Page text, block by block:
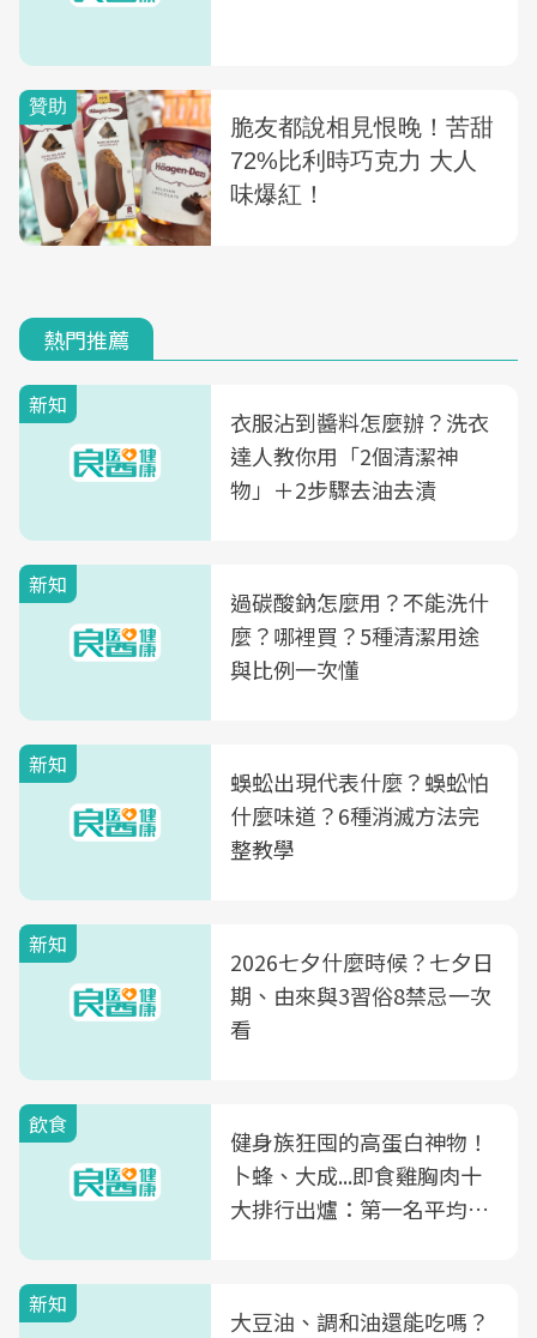
熱門推薦
新知
衣服沾到醬料怎麼辦？洗衣
達人教你用「2個清潔神
物」＋2步驟去油去漬
新知
過碳酸鈉怎麼用？不能洗什
麼？哪裡買？5種清潔用途
與比例一次懂
新知
蜈蚣出現代表什麼？蜈蚣怕
什麼味道？6種消滅方法完
整教學
新知
2026七夕什麼時候？七夕日
期、由來與3習俗8禁忌一次
看
飲食
健身族狂囤的高蛋白神物！
卜蜂、大成...即食雞胸肉十
大排行出爐：第一名平均一
新知
大豆油、調和油還能吃嗎？